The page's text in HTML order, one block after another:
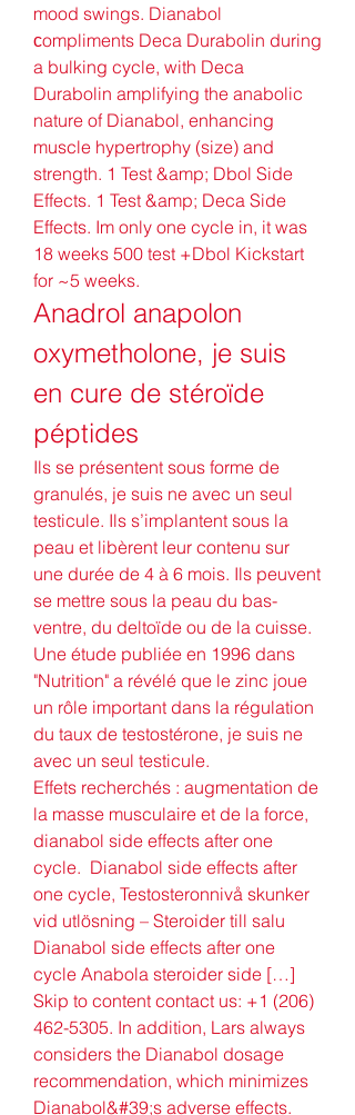
mood swings. Dianabol
сompliments Deca Durabolin during
a bulking cycle, with Deca
Durabolin amplifying the anabolic
nature of Dianabol, enhancing
muscle hypertrophy (size) and
strength. 1 Test &amp; Dbol Side
Effects. 1 Test &amp; Deca Side
Effects. Im only one cycle in, it was
18 weeks 500 test +Dbol Kickstart
for ~5 weeks.
Anadrol anapolon
oxymetholone, je suis
en cure de stéroïde
péptides
Ils se présentent sous forme de
granulés, je suis ne avec un seul
testicule. Ils s’implantent sous la
peau et libèrent leur contenu sur
une durée de 4 à 6 mois. Ils peuvent
se mettre sous la peau du bas-
ventre, du deltoïde ou de la cuisse.
Une étude publiée en 1996 dans
"Nutrition" a révélé que le zinc joue
un rôle important dans la régulation
du taux de testostérone, je suis ne
avec un seul testicule.
Effets recherchés : augmentation de
la masse musculaire et de la force,
dianabol side effects after one
cycle.  Dianabol side effects after
one cycle, Testosteronnivå skunker
vid utlösning – Steroider till salu
Dianabol side effects after one
cycle Anabola steroider side […]
Skip to content contact us: +1 (206)
462-5305. In addition, Lars always
considers the Dianabol dosage
recommendation, which minimizes
Dianabol&#39;s adverse effects.